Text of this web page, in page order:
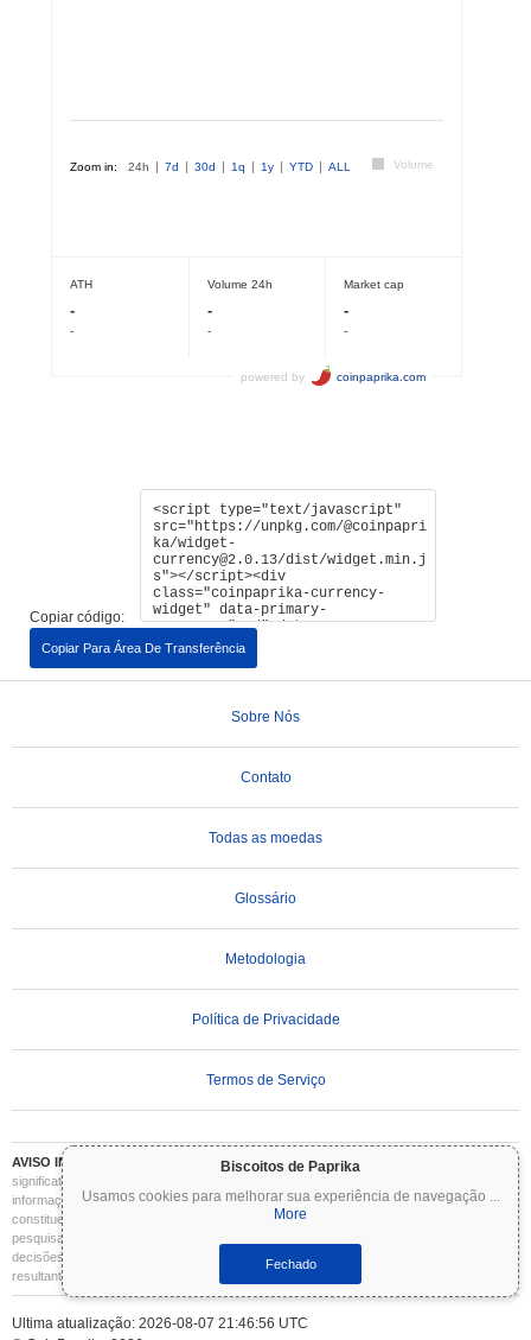
Biscoitos de Paprika
Usamos cookies para melhorar sua experiência de navegação ...
More
Fechado
Copiar código:
Copiar Para Área De Transferência
Sobre Nós
Contato
Todas as moedas
Glossário
Metodologia
Política de Privacidade
Termos de Serviço
AVISO IMPORTANTE:
As criptomoedas são altamente voláteis e envolvem riscos
significativos. Você pode perder parte ou todo o seu investimento. Todas as
informações no Coinpaprika são fornecidas apenas para fins informativos e não
constituem aconselhamento financeiro ou de investimento. Sempre faça sua própria
pesquisa (DYOR) e consulte um consultor financeiro qualificado antes de tomar
decisões de investimento. O Coinpaprika não se responsabiliza por quaisquer perdas
resultantes do uso dessas informações.
Ultima atualização: 2026-08-07 21:46:56 UTC